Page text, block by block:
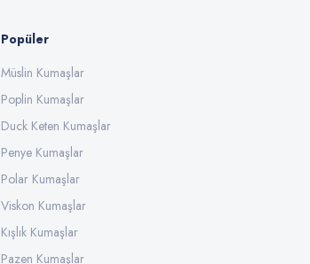
Popüler
Müslin Kumaşlar
Poplin Kumaşlar
Duck Keten Kumaşlar
Penye Kumaşlar
Polar Kumaşlar
Viskon Kumaşlar
Kışlık Kumaşlar
Pazen Kumaşlar